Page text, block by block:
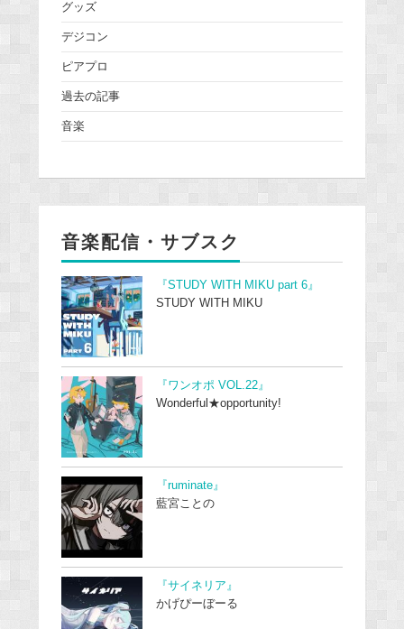
グッズ
デジコン
ピアプロ
過去の記事
音楽
音楽配信・サブスク
『STUDY WITH MIKU part 6』
STUDY WITH MIKU
『ワンオポ VOL.22』
Wonderful★opportunity!
『ruminate』
藍宮ことの
『サイネリア』
かげぴーぼーる